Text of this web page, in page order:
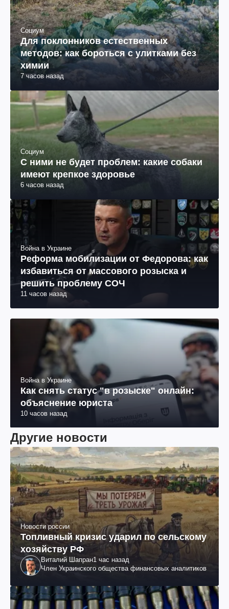
Социум
Для поклонников естественных
методов: как бороться с улитками без
химии
7 часов назад
Социум
С ними не будет проблем: какие собаки
имеют крепкое здоровье
6 часов назад
Война в Украине
Реформа мобилизации от Федорова: как
избавиться от массового розыска и
решить проблему СОЧ
11 часов назад
Война в Украине
Как снять статус "в розыске" онлайн:
объяснение юриста
10 часов назад
Другие новости
Новости россии
Топливный кризис ударил по сельскому
хозяйству РФ
Виталий Шапран1 час назад
Член Украинского общества финансовых аналитиков